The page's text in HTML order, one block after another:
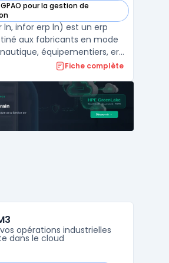
pour la gestion de
dans cette catégorie
ln, infor erp ln) est un erp
aux fabricants en mode
équipementiers, erp
La solution couvre
pays, avec une structuration
entreprise, site et entre ...
Fiche complète
opérations industrielles
dans le cloud